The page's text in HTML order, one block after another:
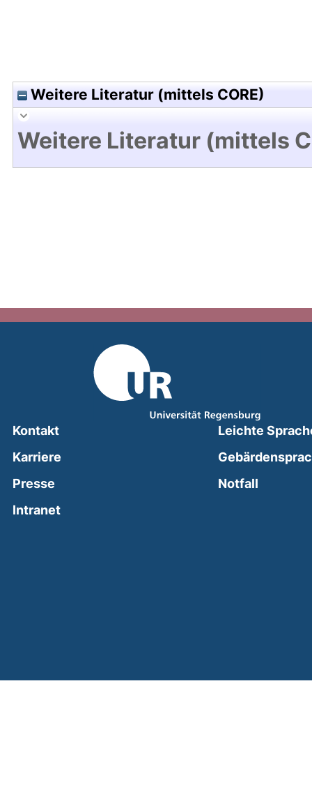
Weitere Literatur (mittels CORE)
Weitere Literatur (mittels
Kontakt
Karriere
Presse
Intranet(external link, opens in a new window)
Leichte
Notfall